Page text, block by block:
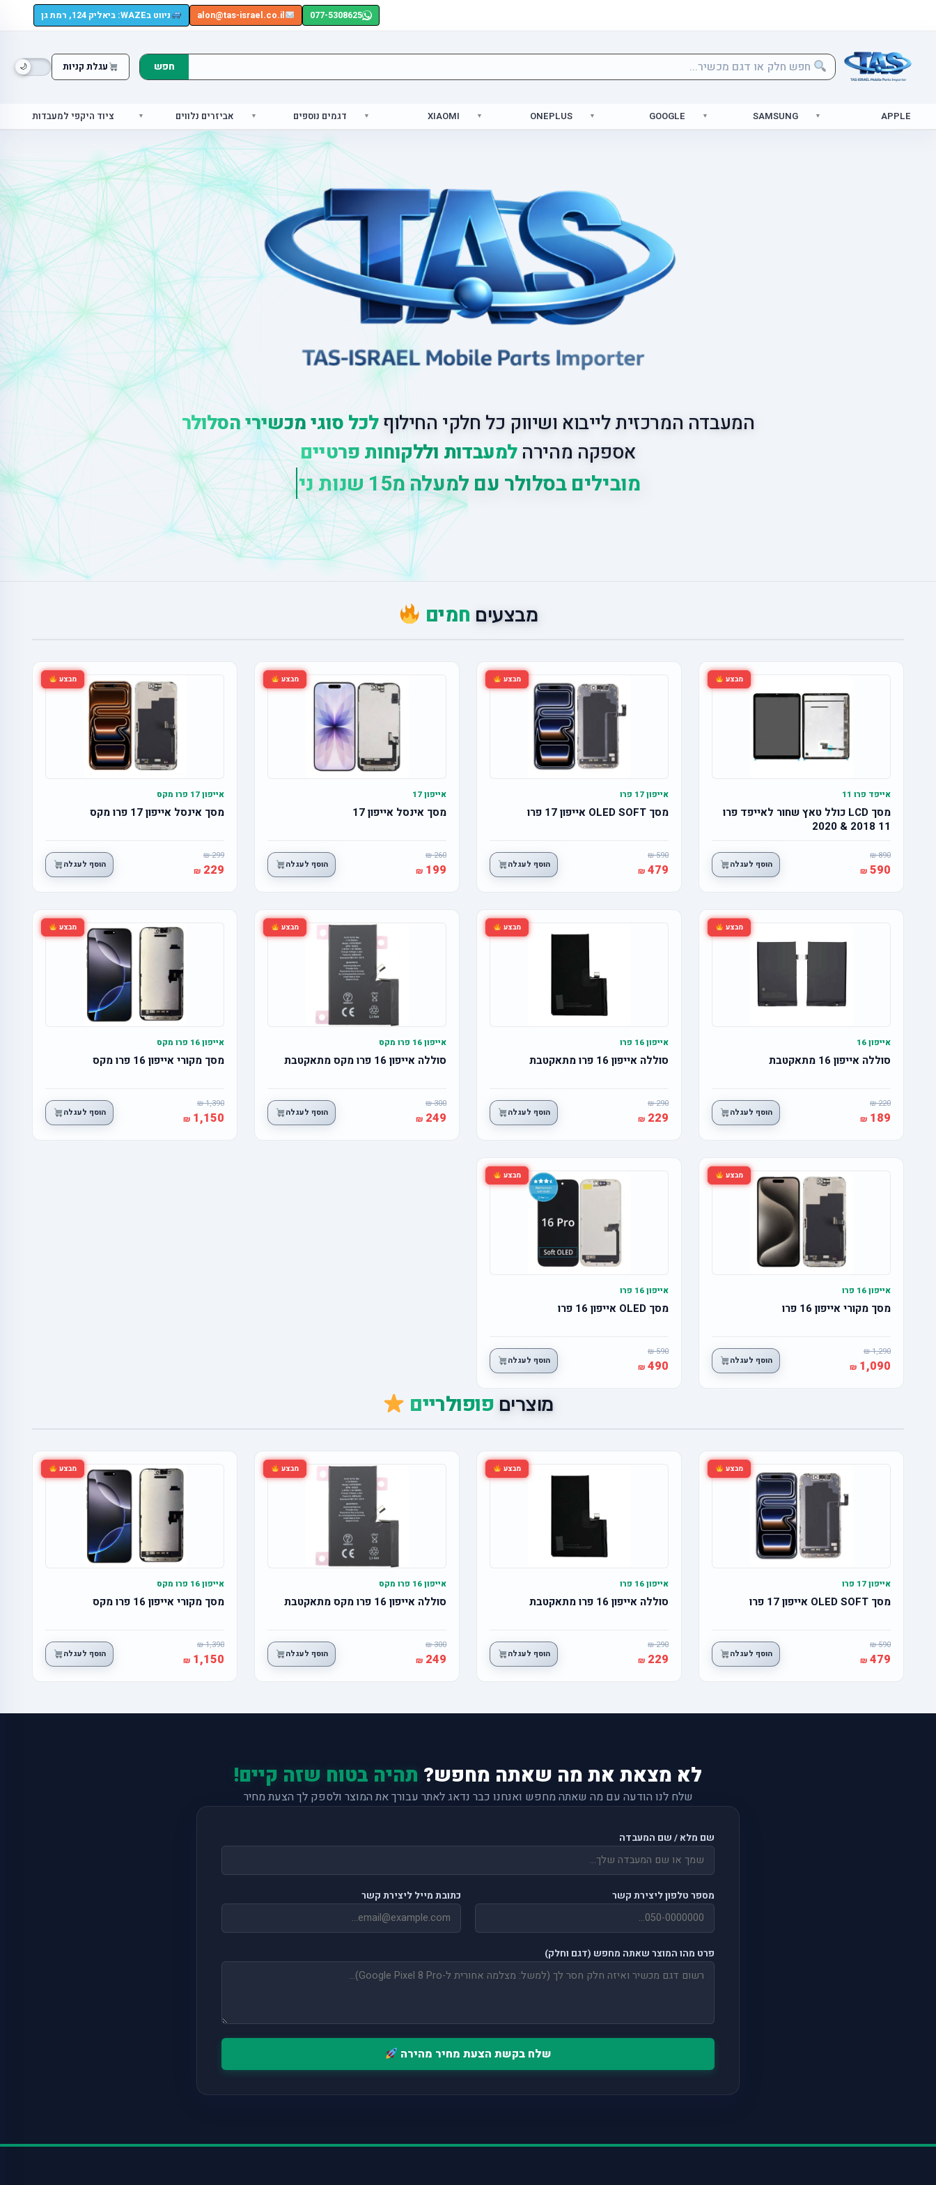
077-5308625
alon@tas-israel.co.il ניווט בWAZE: ביאליק 124, רמת גן
עגלת קניות חפש
APPLE
SAMSUNG
GOOGLE
ONEPLUS
XIAOMI דגמים נוספים אביזרים נלווים ציוד היקפי למעבדות
המעבדה המרכזית לייבוא ושיווק כל חלקי החילוףלכל סוגי מכשירי הסלולר
אספקה מהירהלמעבדות וללקוחות פרטיים
מובילים בסלולר עם למעלה מ15 שנות ניסיון
|
מבצעים חמים
מבצע
אייפד פרו 11
מסך LCD כולל טאץ שחור לאייפד פרו
11 2018 & 2020
890
590 הוסף לעגלה
מבצע
אייפון 17 פרו
מסך OLED SOFT אייפון 17 פרו
590
479 הוסף לעגלה
מבצע
אייפון 17
מסך אינסל אייפון 17
260
199 הוסף לעגלה
מבצע
אייפון 17 פרו מקס
מסך אינסל אייפון 17 פרו מקס
299
229 הוסף לעגלה
מבצע
אייפון 16
סוללה אייפון 16 מתאקטבת
220
189 הוסף לעגלה
מבצע
אייפון 16 פרו
סוללה אייפון 16 פרו מתאקטבת
290
229 הוסף לעגלה
מבצע
אייפון 16 פרו מקס
סוללה אייפון 16 פרו מקס מתאקטבת
300
249 הוסף לעגלה
מבצע
אייפון 16 פרו מקס
מסך מקורי אייפון 16 פרו מקס
1,390
1,150 הוסף לעגלה
מבצע
אייפון 16 פרו
מסך מקורי אייפון 16 פרו
1,290
1,090 הוסף לעגלה
מבצע
אייפון 16 פרו
מסך OLED אייפון 16 פרו
590
490 הוסף לעגלה
מוצרים פופולריים
מבצע
אייפון 17 פרו
מסך OLED SOFT אייפון 17 פרו
590
479 הוסף לעגלה
מבצע
אייפון 16 פרו
סוללה אייפון 16 פרו מתאקטבת
290
229 הוסף לעגלה
מבצע
אייפון 16 פרו מקס
סוללה אייפון 16 פרו מקס מתאקטבת
300
249 הוסף לעגלה
מבצע
אייפון 16 פרו מקס
מסך מקורי אייפון 16 פרו מקס
1,390
1,150 הוסף לעגלה
לא מצאת את מה שאתה מחפש? תהיה בטוח שזה קיים!
שלח לנו הודעה עם מה שאתה מחפש ואנחנו כבר נדאג לאתר עבורך את המוצר ולספק לך הצעת מחיר
שם מלא / שם המעבדה
מספר טלפון ליצירת קשר כתובת מייל ליצירת קשר
פרט מהו המוצר שאתה מחפש (דגם וחלק)
שלח בקשת הצעת מחיר מהירה